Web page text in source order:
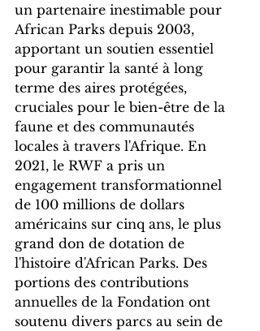
un partenaire inestimable pour
African Parks depuis 2003,
apportant un soutien essentiel
pour garantir la santé à long
terme des aires protégées,
cruciales pour le bien-être de la
faune et des communautés
locales à travers l'Afrique. En
2021, le RWF a pris un
engagement transformationnel
de 100 millions de dollars
américains sur cinq ans, le plus
grand don de dotation de
l'histoire d'African Parks. Des
portions des contributions
annuelles de la Fondation ont
soutenu divers parcs au sein de